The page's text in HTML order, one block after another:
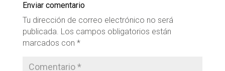
Enviar comentario
Tu dirección de correo electrónico no será
publicada. Los campos obligatorios están
marcados con *